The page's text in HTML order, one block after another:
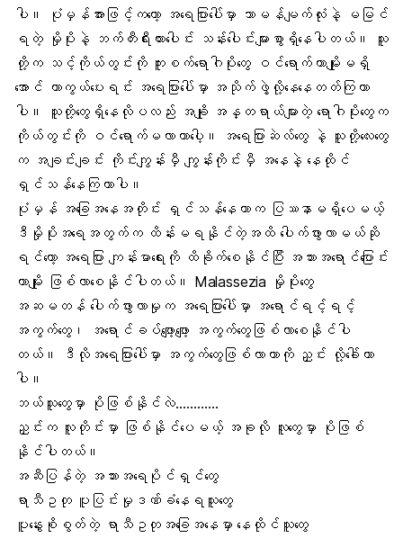
ပါ။ ပုံမှန်အားဖြင့်ကတော့ အရေပြားပေါ်မှာ သာမန်မျက်လုံးနဲ့ မမြင်
ရတဲ့ မှိုပိုးနဲ့ ဘက်တီးရီးယားပေါင်း သန်းပေါင်းများစွာရှိနေပါတယ်။ သူ
တို့က သင့်ကိုယ်တွင်းကို ကူးစက်ရောဂါပိုးတွေ ဝင်ရောက်တာမျိုးမရှိ
အောင် ကာကွယ်ပေးရင်း အရေပြားပေါ်မှာ အသိုက်ဖွဲ့လို့နေနေတတ်ကြတာ
ပါ။ သူတို့တွေရှိနေလိုပလည်း အချို အန္တရာယ်များတဲ့ ရောဂါပိုးတွေက
ကိုယ်တွင်းကို ဝင်ရောက်မလာတာပေါ့။
အရေပြားဆဲလ်တွေနဲ့ သူတို့လေးတွေ
က အချင်းချင်း ကိုင်းကျွန်းမှီ ကျွန်းကိုင်းမှီ အနေနဲ့ နေထိုင်
ရှင်သန်နေကြတာပါ။
ပုံမှန် အခြေအနေအတိုင်း ရှင်သန်နေတာက ပြဿနာမရှိပေမယ့်
ဒီမှိုပိုးအရေအတွက်က ထိန်းမရနိုင်တဲ့အထိ ပေါက်ဖွားလာမယ်ဆို
ရင်တော့ အရေပြား ကျန်းမာရေးကို ထိခိုက်စေနိုင်ပြီး အသားအရောင်ပြောင်း
တာမျိုး ဖြစ်လာစေနိုင်ပါတယ်။ Malassezia မှိုပိုးတွေ
အဆမတန် ပေါက်ဖွားလာမှုက အရေပြားပေါ်မှာ အရောင်ရင့်ရင့်
အကွက်တွေ၊ အရောင်ခပ်ဖျော့ဖျော့ အကွက်တွေဖြစ်လာစေနိုင်ပါ
တယ်။ ဒီလိုအရေပြားပေါ်မှာ အကွက်တွေဖြစ်လာတာကို ညှင်း လို့ခေါ်တာ
ပါ။
ဘယ်သူတွေမှာ ပိုဖြစ်နိုင်လဲ…………
ညှင်းက လူတိုင်းမှာ ဖြစ်နိုင်ပေမယ့် အခုလို လူတွေမှာ ပိုဖြစ်
နိုင်ပါတယ်။
အဆီပြန် တဲ့ အသားအရေပိုင်ရှင်တွေ
ရာသီဥတုပူပြင်းမှုဒဏ်ခံနေရသူတွေ
ပူနွေးစိုစွတ်တဲ့ ရာသီဥတုအခြေအနေမှာ နေထိုင်သူတွေ